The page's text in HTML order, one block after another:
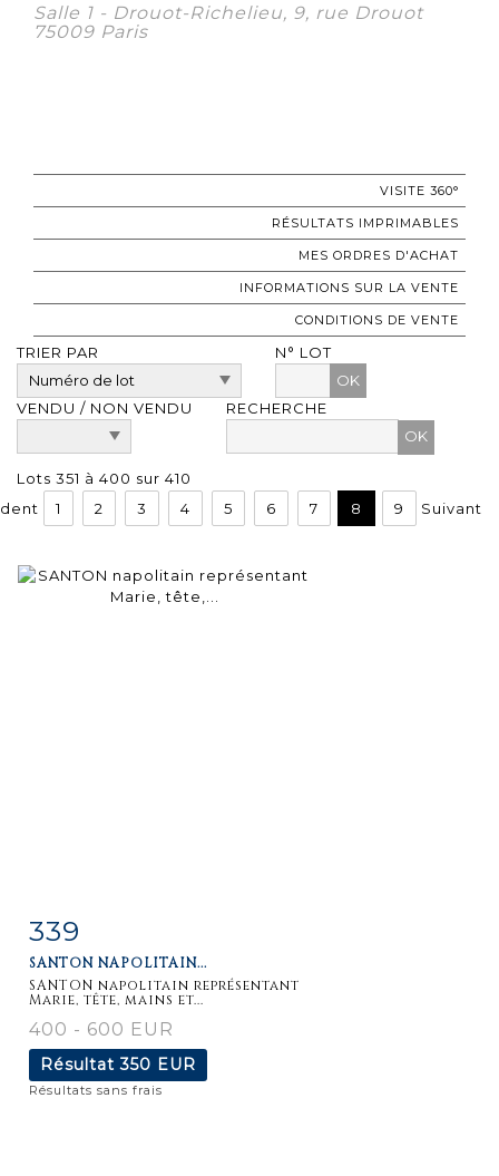
Salle 1 - Drouot-Richelieu, 9, rue Drouot
75009 Paris
VISITE 360°
RÉSULTATS IMPRIMABLES
MES ORDRES D'ACHAT
INFORMATIONS SUR LA VENTE
CONDITIONS DE VENTE
TRIER PAR
N° LOT
OK
VENDU / NON VENDU
RECHERCHE
Lots 351 à 400 sur 410
1 2 3 4 5 6 7 8 9 Suivant
Fiche
détaillée
339
SANTON NAPOLITAIN...
SANTON napolitain représentant
Marie, tête, mains et...
400 - 600 EUR
Résultat350 EUR
Résultats sans frais